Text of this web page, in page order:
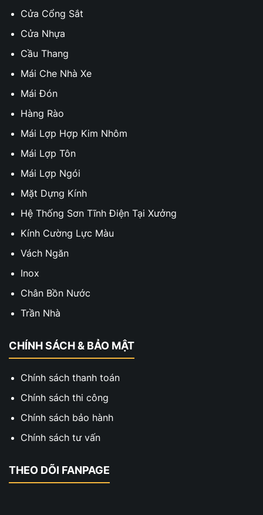
Cửa Cổng Sắt
Cửa Nhựa
Cầu Thang
Mái Che Nhà Xe
Mái Đón
Hàng Rào
Mái Lợp Hợp Kim Nhôm
Mái Lợp Tôn
Mái Lợp Ngói
Mặt Dựng Kính
Hệ Thống Sơn Tĩnh Điện Tại Xưởng
Kính Cường Lực Màu
Vách Ngăn
Inox
Chân Bồn Nước
Trần Nhà
CHÍNH SÁCH & BẢO MẬT
Chính sách thanh toán
Chính sách thi công
Chính sách bảo hành
Chính sách tư vấn
THEO DÕI FANPAGE